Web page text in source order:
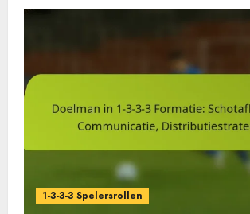
1-3-3-3 Spelersrollen